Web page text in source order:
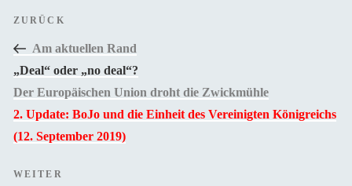
Beitragsnavigation
Vorheriger
Beitrag
ZURÜCK
Am aktuellen Rand
„Deal“ oder „no deal“?
Der Europäischen Union droht die Zwickmühle
2. Update: BoJo und die Einheit des Vereinigten Königreichs
(12. September 2019)
Nächster
WEITER